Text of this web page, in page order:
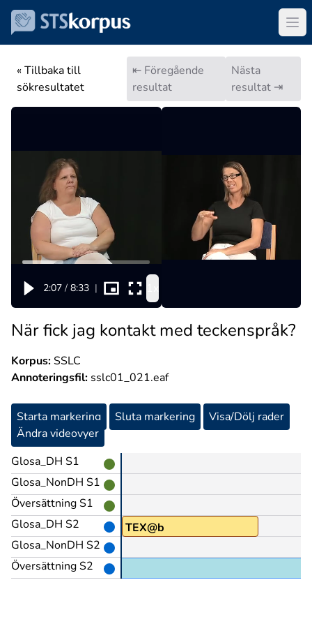
« Tillbaka till
sökresultatet
⇤ Föregående
resultat
Nästa
resultat ⇥
2:07 / 8:33 |
När fick jag kontakt med teckenspråk?
Korpus:SSLC
Annoteringsfil: sslc01_021.eaf
Starta markering Sluta markering
Visa/Dölj rader
Ändra videovyer
Glosa_DH S1
Glosa_NonDH S1
Översättning S1
Glosa_DH S2
Glosa_NonDH S2
Översättning S2
LITEN-PERSON TEX@b